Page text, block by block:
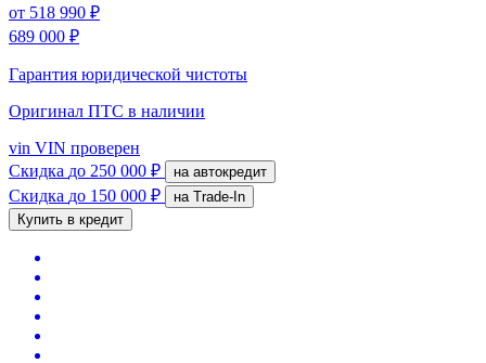
от 518 990 ₽
689 000 ₽
Гарантия юридической чистоты
Оригинал ПТС в наличии
vin VIN проверен
Скидка до 250 000 ₽ на автокредит
Скидка до 150 000 ₽
на Trade-In
Купить в кредит